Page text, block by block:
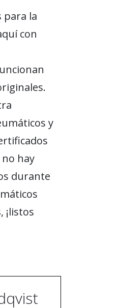
para la
con
y
hay
durante
¡listos